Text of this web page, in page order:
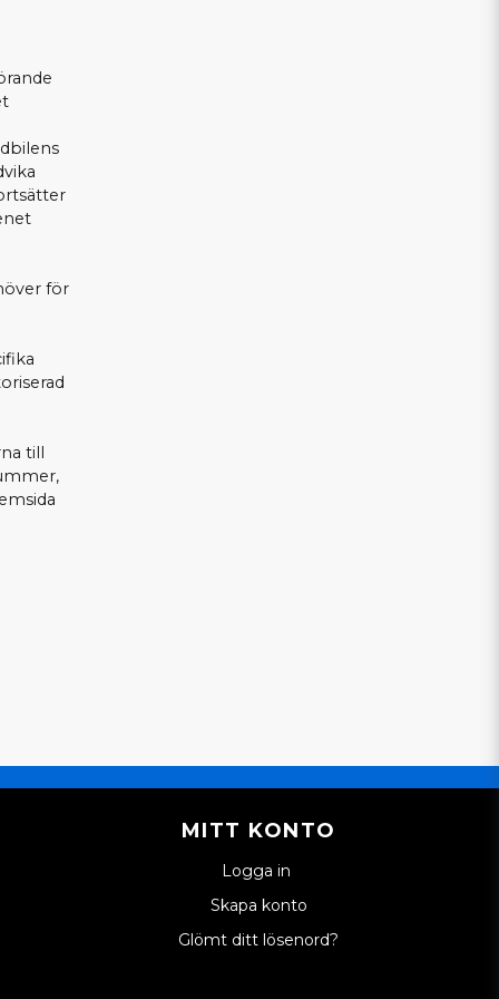
för
till
MITT KONTO
Logga in
Skapa konto
Glömt ditt lösenord?